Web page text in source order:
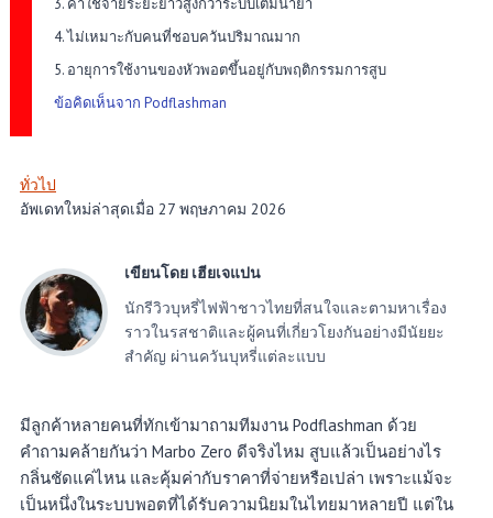
4. ไม่เหมาะกับคนที่ชอบควันปริมาณมาก
5. อายุการใช้งานของหัวพอตขึ้นอยู่กับพฤติกรรมการสูบ
ข้อคิดเห็นจาก Podflashman
ทั่วไป
อัพเดทใหม่ล่าสุดเมื่อ 27 พฤษภาคม 2026
เขียนโดย เฮียเจแปน
นักรีวิวบุหรี่ไฟฟ้าชาวไทยที่สนใจและตามหาเรื่อง
ราวในรสชาติและผู้คนที่เกี่ยวโยงกันอย่างมีนัยยะ
สำคัญ ผ่านควันบุหรี่แต่ละแบบ
มีลูกค้าหลายคนที่ทักเข้ามาถามทีมงาน Podflashman ด้วย
คำถามคล้ายกันว่า Marbo Zero ดีจริงไหม สูบแล้วเป็นอย่างไร
กลิ่นชัดแค่ไหน และคุ้มค่ากับราคาที่จ่ายหรือเปล่า เพราะแม้จะ
เป็นหนึ่งในระบบพอตที่ได้รับความนิยมในไทยมาหลายปี แต่ใน